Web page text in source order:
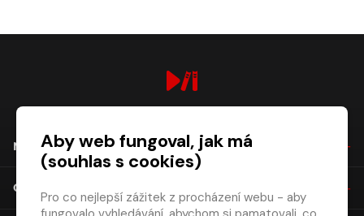
NÁKUP
O SPOLEČNOSTI
Aby web fungoval, jak má
(souhlas s cookies)
Pro co nejlepší zážitek z procházení webu - aby